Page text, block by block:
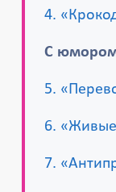
4.
С
5.
6.
7.